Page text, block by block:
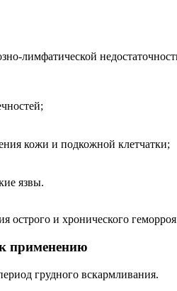
лимфатической
кожи и подкожной клетчатки;
язвы.
острого и хронического
применению
грудного вскармливания.